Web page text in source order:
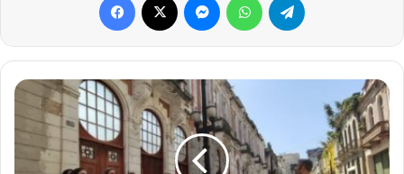
Aniversário
Santos:
roteiros
gratuitos